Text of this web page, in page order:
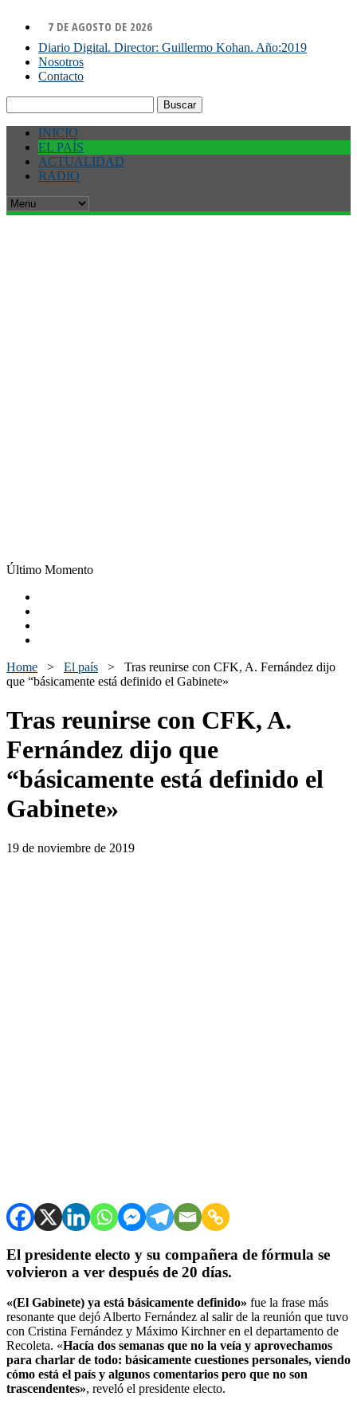
7 DE AGOSTO DE 2026
Diario Digital. Director: Guillermo Kohan. Año:2019
Nosotros
Contacto
INICIO
EL PAÍS
ACTUALIDAD
RADIO
Último Momento
Home > El país > Tras reunirse con CFK, A. Fernández dijo
que “básicamente está definido el Gabinete»
Tras reunirse con CFK, A.
Fernández dijo que
“básicamente está definido el
Gabinete»
19 de noviembre de 2019
El presidente electo y su compañera de fórmula se
volvieron a ver después de 20 días.
«(El Gabinete) ya está básicamente definido» fue la frase más
resonante que dejó Alberto Fernández al salir de la reunión que tuvo
con Cristina Fernández y Máximo Kirchner en el departamento de
Recoleta. «Hacía dos semanas que no la veía y aprovechamos
para charlar de todo: básicamente cuestiones personales, viendo
cómo está el país y algunos comentarios pero que no son
trascendentes», reveló el presidente electo.